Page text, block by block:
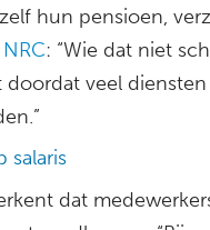
hun pensioen,
NRC: “Wie dat niet
veel
salaris
dat